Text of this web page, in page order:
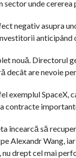
sector unde
negativ asupra
anticipând
nouă. Directorul
decât are nevoie
exemplul SpaceX,
contracte
încearcă să
Alexandr Wang,
drept cel mai